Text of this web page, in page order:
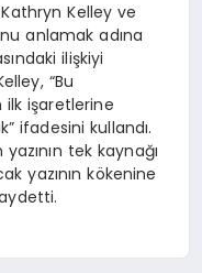
Kelley ve
anlamak adına
ilişkiyi
“Bu
ilk işaretlerine
ifadesini kullandı.
tek kaynağı
yazının kökenine